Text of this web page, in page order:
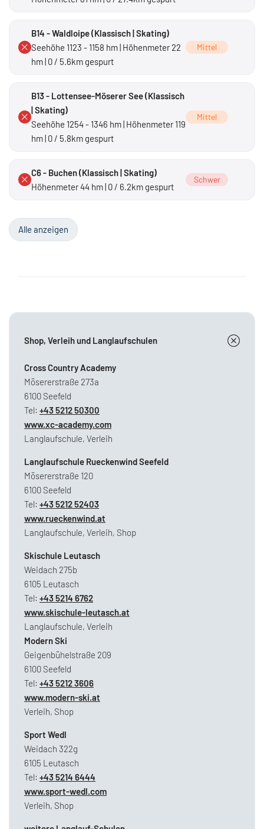
B14 - Waldloipe (Klassisch | Skating)
Seehöhe 1123 - 1158 hm | Höhenmeter 22
hm | 0 / 5.6km gespurt
Mittel
B13 - Lottensee-Möserer See (Klassisch
| Skating)
Seehöhe 1254 - 1346 hm | Höhenmeter 119
hm | 0 / 5.8km gespurt
Mittel
C6 - Buchen (Klassisch | Skating)
Höhenmeter 44 hm | 0 / 6.2km gespurt
Schwer
Alle anzeigen
Shop, Verleih und Langlaufschulen
Cross Country Academy
Mösererstraße 273a
6100 Seefeld
Tel: +43 5212 50300
www.xc-academy.com
Langlaufschule, Verleih
Langlaufschule Rueckenwind Seefeld
Mösererstraße 120
6100 Seefeld
Tel: +43 5212 52403
www.rueckenwind.at
Langlaufschule, Verleih, Shop
Skischule Leutasch
Weidach 275b
6105 Leutasch
Tel: +43 5214 6762
www.skischule-leutasch.at
Langlaufschule, Verleih
Modern Ski
Geigenbühelstraße 209
6100 Seefeld
Tel: +43 5212 3606
www.modern-ski.at
Verleih, Shop
Sport Wedl
Weidach 322g
6105 Leutasch
Tel: +43 5214 6444
www.sport-wedl.com
Verleih, Shop